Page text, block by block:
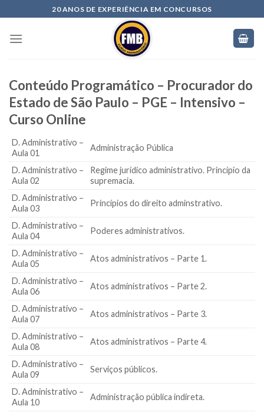
20 ANOS DE EXPERIÊNCIA EM CONCURSOS
Conteúdo Programático – Procurador do
Estado de São Paulo – PGE – Intensivo –
Curso Online
D. Administrativo –
Aula 01
Administração Pública
D. Administrativo –
Aula 02
Regime jurídico administrativo. Princípio da
supremacia.
D. Administrativo –
Aula 03
Princípios do direito adminstrativo.
D. Administrativo –
Aula 04
Poderes administrativos.
D. Administrativo –
Aula 05
Atos administrativos – Parte 1.
D. Administrativo –
Aula 06
Atos administrativos – Parte 2.
D. Administrativo –
Aula 07
Atos administrativos – Parte 3.
D. Administrativo –
Aula 08
Atos administrativos – Parte 4.
D. Administrativo –
Aula 09
Serviços públicos.
D. Administrativo –
Aula 10
Administração pública indireta.